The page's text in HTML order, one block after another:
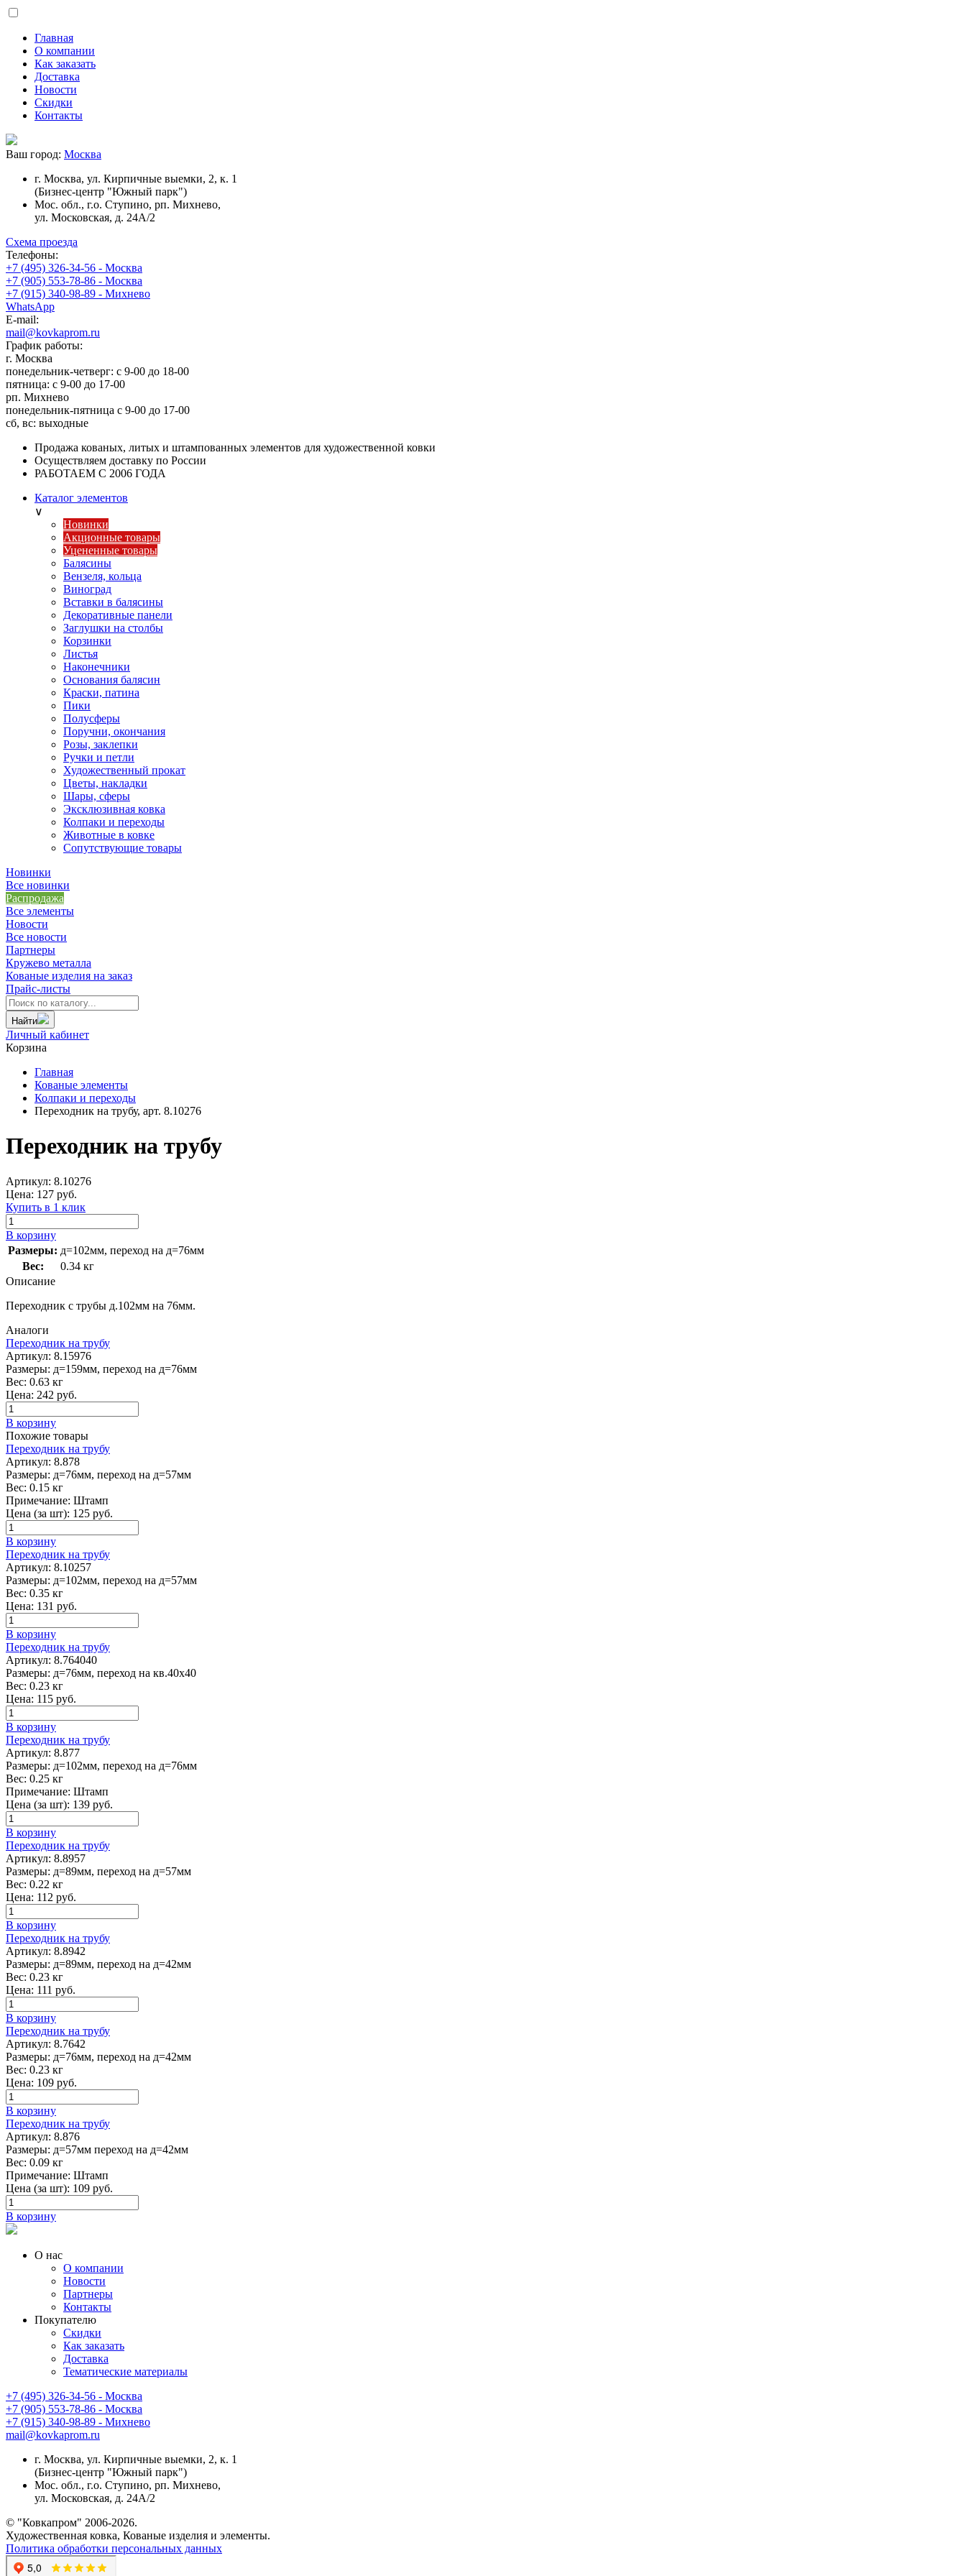
Главная
О компании
Как заказать
Доставка
Новости
Скидки
Контакты
Ваш город: Москва
г. Москва, ул. Кирпичные выемки, 2, к. 1
(Бизнес-центр "Южный парк")
Мос. обл., г.о. Ступино, рп. Михнево,
ул. Московская, д. 24А/2
Схема проезда
Телефоны:
+7 (495) 326-34-56 - Москва
+7 (905) 553-78-86 - Москва
+7 (915) 340-98-89 - Михнево
WhatsApp
E-mail:
mail@kovkaprom.ru
График работы:
г. Москва
понедельник-четверг: с 9-00 до 18-00
пятница: с 9-00 до 17-00
рп. Михнево
понедельник-пятница с 9-00 до 17-00
сб, вс: выходные
Продажа кованых, литых и штампованных элементов для художественной ковки
Осуществляем доставку по России
РАБОТАЕМ С 2006 ГОДА
Каталог элементов
∨
Новинки
Акционные товары
Уцененные товары
Балясины
Вензеля, кольца
Виноград
Вставки в балясины
Декоративные панели
Заглушки на столбы
Корзинки
Листья
Наконечники
Основания балясин
Краски, патина
Пики
Полусферы
Поручни, окончания
Розы, заклепки
Ручки и петли
Художественный прокат
Цветы, накладки
Шары, сферы
Эксклюзивная ковка
Колпаки и переходы
Животные в ковке
Сопутствующие товары
Новинки
Все новинки
Распродажа
Все элементы
Новости
Все новости
Партнеры
Кружево металла
Кованые изделия на заказ
Прайс-листы
Найти
Личный кабинет
Корзина
Главная
Кованые элементы
Колпаки и переходы
Переходник на трубу, арт. 8.10276
Переходник на трубу
Артикул: 8.10276
Цена: 127 руб.
Купить в 1 клик
В корзину
Размеры: д=102мм, переход на д=76мм
Вес:
0.34 кг
Описание
Переходник с трубы д.102мм на 76мм.
Аналоги
Переходник на трубу
Артикул: 8.15976
Размеры: д=159мм, переход на д=76мм
Вес: 0.63 кг
Цена: 242 руб.
В корзину
Похожие товары
Переходник на трубу
Артикул: 8.878
Размеры: д=76мм, переход на д=57мм
Вес: 0.15 кг
Примечание: Штамп
Цена (за шт): 125 руб.
В корзину
Переходник на трубу
Артикул: 8.10257
Размеры: д=102мм, переход на д=57мм
Вес: 0.35 кг
Цена: 131 руб.
В корзину
Переходник на трубу
Артикул: 8.764040
Размеры: д=76мм, переход на кв.40х40
Вес: 0.23 кг
Цена: 115 руб.
В корзину
Переходник на трубу
Артикул: 8.877
Размеры: д=102мм, переход на д=76мм
Вес: 0.25 кг
Примечание: Штамп
Цена (за шт): 139 руб.
В корзину
Переходник на трубу
Артикул: 8.8957
Размеры: д=89мм, переход на д=57мм
Вес: 0.22 кг
Цена: 112 руб.
В корзину
Переходник на трубу
Артикул: 8.8942
Размеры: д=89мм, переход на д=42мм
Вес: 0.23 кг
Цена: 111 руб.
В корзину
Переходник на трубу
Артикул: 8.7642
Размеры: д=76мм, переход на д=42мм
Вес: 0.23 кг
Цена: 109 руб.
В корзину
Переходник на трубу
Артикул: 8.876
Размеры: д=57мм переход на д=42мм
Вес: 0.09 кг
Примечание: Штамп
Цена (за шт): 109 руб.
В корзину
О нас
О компании
Новости
Партнеры
Контакты
Покупателю
Скидки
Как заказать
Доставка
Тематические материалы
+7 (495) 326-34-56 - Москва
+7 (905) 553-78-86 - Москва
+7 (915) 340-98-89 - Михнево
mail@kovkaprom.ru
г. Москва, ул. Кирпичные выемки, 2, к. 1
(Бизнес-центр "Южный парк")
Мос. обл., г.о. Ступино, рп. Михнево,
ул. Московская, д. 24А/2
© "Ковкапром" 2006-2026.
Художественная ковка, Кованые изделия и элементы.
Политика обработки персональных данных